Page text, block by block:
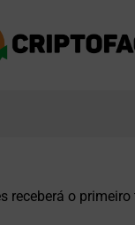
receberá o